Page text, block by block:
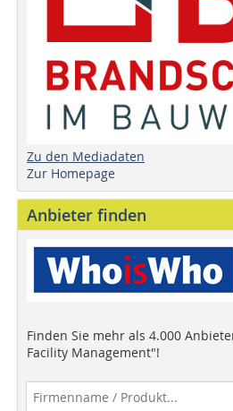
Zu den Mediadaten
Zur Homepage
Anbieter finden
Finden Sie mehr als 4.000
Facility Management"!